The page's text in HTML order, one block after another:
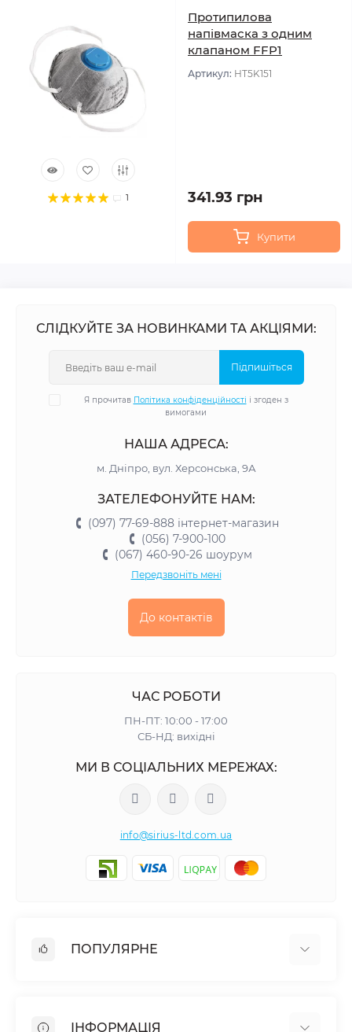
1
Протипилова
напівмаска з одним
клапаном FFP1
Артикул: HT5K151
341.93 грн
Купити
СЛІДКУЙТЕ ЗА НОВИНКАМИ ТА АКЦІЯМИ:
Підпишіться
Я прочитав Політика конфіденційності і згоден з
вимогами
НАША АДРЕСА:
м. Дніпро, вул. Херсонська, 9А
ЗАТЕЛЕФОНУЙТЕ НАМ:
(097) 77-69-888 інтернет-магазин
(056) 7-900-100
(067) 460-90-26 шоурум
Передзвоніть мені
До контактів
ЧАС РОБОТИ
ПН-ПТ: 10:00 - 17:00
СБ-НД: вихідні
МИ В СОЦІАЛЬНИХ МЕРЕЖАХ:
info@sirius-ltd.com.ua
ПОПУЛЯРНЕ
ІНФОРМАЦІЯ